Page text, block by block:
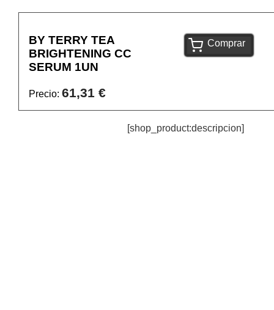
BY TERRY TEA
BRIGHTENING CC
SERUM 1UN
Precio: 61,31 €
Comprar
[shop_product:descripcion]